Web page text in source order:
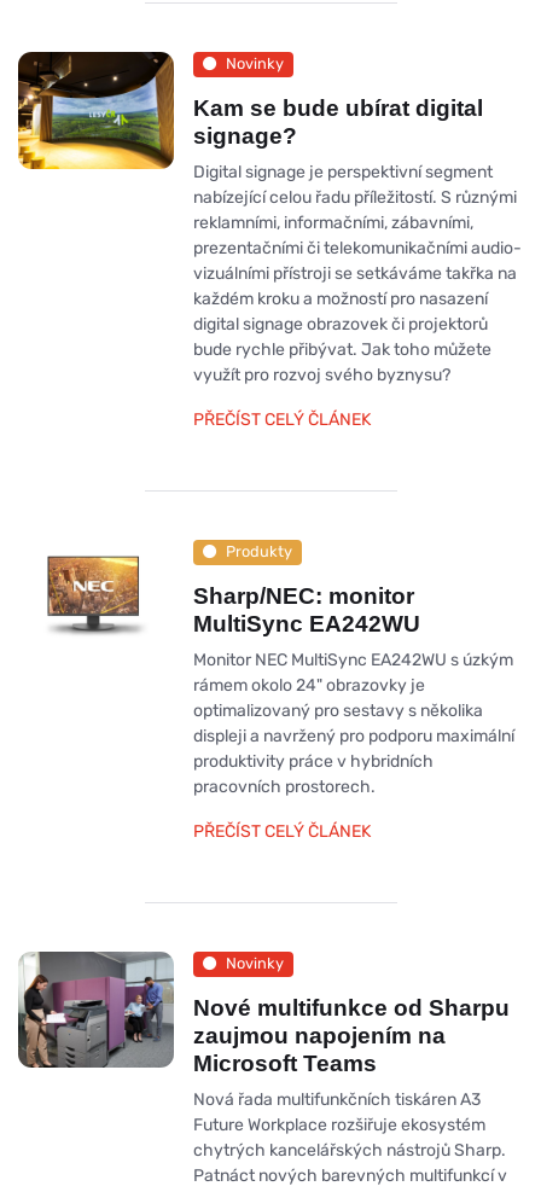
Novinky
Kam se bude ubírat digital
signage?
Digital signage je perspektivní segment
nabízející celou řadu příležitostí. S různými
reklamními, informačními, zábavními,
prezentačními či telekomunikačními audio-
vizuálními přístroji se setkáváme takřka na
každém kroku a možností pro nasazení
digital signage obrazovek či projektorů
bude rychle přibývat. Jak toho můžete
využít pro rozvoj svého byznysu?
PŘEČÍST CELÝ ČLÁNEK
Produkty
Sharp/NEC: monitor
MultiSync EA242WU
Monitor NEC MultiSync EA242WU s úzkým
rámem okolo 24" obrazovky je
optimalizovaný pro sestavy s několika
displeji a navržený pro podporu maximální
produktivity práce v hybridních
pracovních prostorech.
PŘEČÍST CELÝ ČLÁNEK
Novinky
Nové multifunkce od Sharpu
zaujmou napojením na
Microsoft Teams
Nová řada multifunkčních tiskáren A3
Future Workplace rozšiřuje ekosystém
chytrých kancelářských nástrojů Sharp.
Patnáct nových barevných multifunkcí v